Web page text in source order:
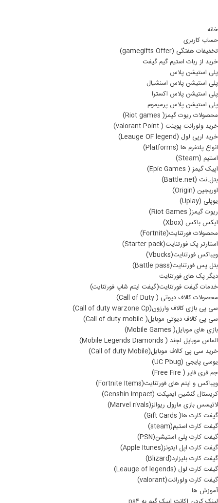
خانه
حساب کاربری
تخفیفات هفتگی (gamegifts Offer)
خرید از ربات استیم گیم گیفت
پلی استیشن پلاس
پلی استیشن پلاس اسنشیال
پلی استیشن پلاس اکسترا
پلی استیشن پلاس پرمیموم
محصولات ریوت گیمز( Riot games)
خرید ولورانت پوینت ( valorant Point)
خرید ارپی لول (Leauge OF legend)
انواع پلتفرم ها (Platforms)
استیم (Steam)
اپیک گیمز ( Epic Games)
بتل.نت (Battle.net)
اوریجین (Origin)
یوپلی (Uplay)
ریوت گیمز( Riot Games)
ایکس باکس (Xbox)
محصولات فورتنایت(Fortnite)
استارتر پک فورتنایت(Starter pack)
ویباکس فورتنایت(Vbucks)
بتل پس فورتنایت(Battle pass)
دیگر پک های فورتنایت
خدمات گیفت فورتنایت(گیفت ایتم شاپ فورتنایت)
محصولات کالاف دیوتی ( Call of Duty)
سی پی بازی کالاف وارزون(Call of duty warzone Cp)
سی پی کالاف دیوتی موبایل( Call of duty mobile)
بازی های موبایل( Mobile Games)
الماس موبایل لجند ( Mobile Legends Diamonds)
خرید سی پی کالاف موبایل(Call of duty Mobile)
یوسی پایجی (UC Pbug)
جم فری فایر ( Free Fire)
ویباکس و ایتم های فورتنایت(Fortnite Items)
کریستال گنشین ایمپکت (Genshin Impact)
لاتیسس بازی مارول ریوالز(Marvel rivals)
گیفت کارت ها( Gift Cards)
گیفت کارت استیم(steam)
گیفت کارت پلی استیشن(PSN)
گیفت کارت اپل ایتونز(Apple Itunes)
گیفت کارت بلیزارد(Blizard)
گیفت کارت لول (Leauge of legends)
گیفت کارت ولورانت(valorant)
آموزش ها